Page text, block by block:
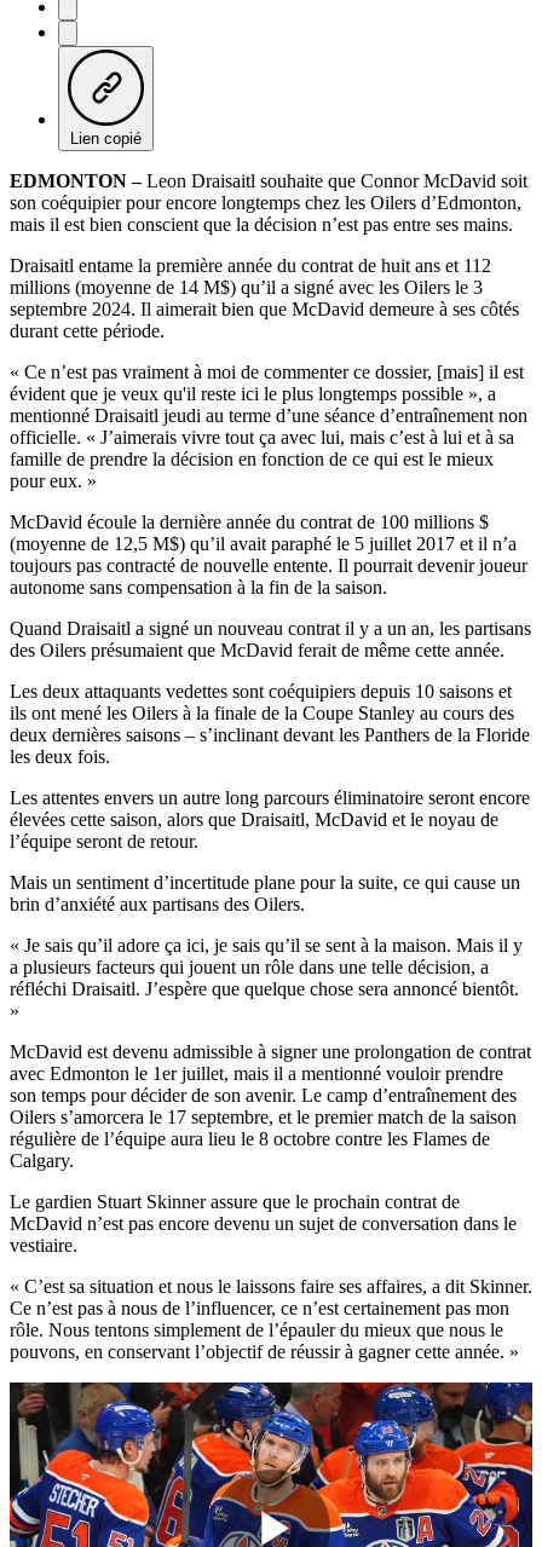
Lien copié
EDMONTON –Leon Draisaitl souhaite que Connor McDavid soit
son coéquipier pour encore longtemps chez les Oilers d’Edmonton,
mais il est bien conscient que la décision n’est pas entre ses mains.
Draisaitl entame la première année du contrat de huit ans et 112
millions (moyenne de 14 M$) qu’il a signé avec les Oilers le 3
septembre 2024. Il aimerait bien que McDavid demeure à ses côtés
durant cette période.
« Ce n’est pas vraiment à moi de commenter ce dossier, [mais] il est
évident que je veux qu'il reste ici le plus longtemps possible », a
mentionné Draisaitl jeudi au terme d’une séance d’entraînement non
officielle. « J’aimerais vivre tout ça avec lui, mais c’est à lui et à sa
famille de prendre la décision en fonction de ce qui est le mieux
pour eux. »
McDavid écoule la dernière année du contrat de 100 millions $
(moyenne de 12,5 M$) qu’il avait paraphé le 5 juillet 2017 et il n’a
toujours pas contracté de nouvelle entente. Il pourrait devenir joueur
autonome sans compensation à la fin de la saison.
Quand Draisaitl a signé un nouveau contrat il y a un an, les partisans
des Oilers présumaient que McDavid ferait de même cette année.
Les deux attaquants vedettes sont coéquipiers depuis 10 saisons et
ils ont mené les Oilers à la finale de la Coupe Stanley au cours des
deux dernières saisons – s’inclinant devant les Panthers de la Floride
les deux fois.
Les attentes envers un autre long parcours éliminatoire seront encore
élevées cette saison, alors que Draisaitl, McDavid et le noyau de
l’équipe seront de retour.
Mais un sentiment d’incertitude plane pour la suite, ce qui cause un
brin d’anxiété aux partisans des Oilers.
« Je sais qu’il adore ça ici, je sais qu’il se sent à la maison. Mais il y
a plusieurs facteurs qui jouent un rôle dans une telle décision, a
réfléchi Draisaitl. J’espère que quelque chose sera annoncé bientôt.
»
McDavid est devenu admissible à signer une prolongation de contrat
avec Edmonton le 1er juillet, mais il a mentionné vouloir prendre
son temps pour décider de son avenir. Le camp d’entraînement des
Oilers s’amorcera le 17 septembre, et le premier match de la saison
régulière de l’équipe aura lieu le 8 octobre contre les Flames de
Calgary.
Le gardien Stuart Skinner assure que le prochain contrat de
McDavid n’est pas encore devenu un sujet de conversation dans le
vestiaire.
« C’est sa situation et nous le laissons faire ses affaires, a dit Skinner.
Ce n’est pas à nous de l’influencer, ce n’est certainement pas mon
rôle. Nous tentons simplement de l’épauler du mieux que nous le
pouvons, en conservant l’objectif de réussir à gagner cette année. »